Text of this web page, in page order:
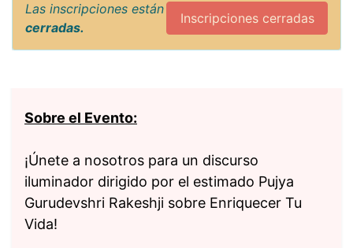
Las inscripciones están
cerradas.
Inscripciones cerradas
Sobre el Evento:
¡Únete a nosotros para un discurso
iluminador dirigido por el estimado Pujya
Gurudevshri Rakeshji sobre Enriquecer Tu
Vida!